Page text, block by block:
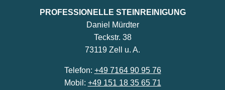
PROFESSIONELLE STEINREINIGUNG
Daniel Mürdter
Teckstr. 38
73119 Zell u. A.
Telefon: +49 7164 90 95 76
Mobil: +49 151 18 35 65 71